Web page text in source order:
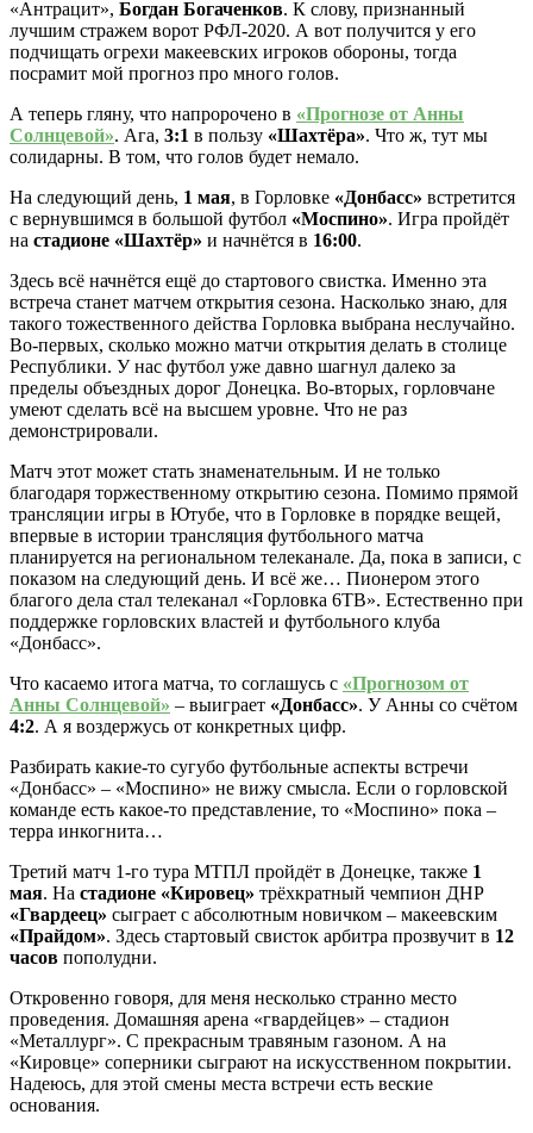
«Антрацит», Богдан Богаченков. К слову, признанный
лучшим стражем ворот РФЛ-2020. А вот получится у его
подчищать огрехи макеевских игроков обороны, тогда
посрамит мой прогноз про много голов.
А теперь гляну, что напророчено в «Прогнозе от Анны
Солнцевой». Ага, 3:1 в пользу «Шахтёра». Что ж, тут мы
солидарны. В том, что голов будет немало.
На следующий день, 1 мая, в Горловке «Донбасс» встретится
с вернувшимся в большой футбол «Моспино». Игра пройдёт
на стадионе «Шахтёр» и начнётся в 16:00.
Здесь всё начнётся ещё до стартового свистка. Именно эта
встреча станет матчем открытия сезона. Насколько знаю, для
такого тожественного действа Горловка выбрана неслучайно.
Во-первых, сколько можно матчи открытия делать в столице
Республики. У нас футбол уже давно шагнул далеко за
пределы объездных дорог Донецка. Во-вторых, горловчане
умеют сделать всё на высшем уровне. Что не раз
демонстрировали.
Матч этот может стать знаменательным. И не только
благодаря торжественному открытию сезона. Помимо прямой
трансляции игры в Ютубе, что в Горловке в порядке вещей,
впервые в истории трансляция футбольного матча
планируется на региональном телеканале. Да, пока в записи, с
показом на следующий день. И всё же… Пионером этого
благого дела стал телеканал «Горловка 6ТВ». Естественно при
поддержке горловских властей и футбольного клуба
«Донбасс».
Что касаемо итога матча, то соглашусь с «Прогнозом от
Анны Солнцевой» – выиграет «Донбасс». У Анны со счётом
4:2. А я воздержусь от конкретных цифр.
Разбирать какие-то сугубо футбольные аспекты встречи
«Донбасс» – «Моспино» не вижу смысла. Если о горловской
команде есть какое-то представление, то «Моспино» пока –
терра инкогнита…
Третий матч 1-го тура МТПЛ пройдёт в Донецке, также 1
мая. На стадионе «Кировец» трёхкратный чемпион ДНР
«Гвардеец» сыграет с абсолютным новичком – макеевским
«Прайдом». Здесь стартовый свисток арбитра прозвучит в 12
часов пополудни.
Откровенно говоря, для меня несколько странно место
проведения. Домашняя арена «гвардейцев» – стадион
«Металлург». С прекрасным травяным газоном. А на
«Кировце» соперники сыграют на искусственном покрытии.
Надеюсь, для этой смены места встречи есть веские
основания.